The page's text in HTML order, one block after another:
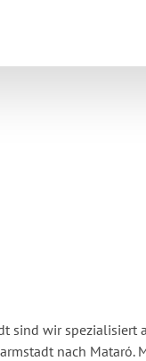
sind wir spezialisiert
nach Mataró.